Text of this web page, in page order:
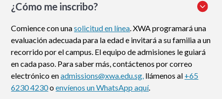
¿Cómo me inscribo?
Comience con unasolicitud en línea . XWA programará una
evaluación adecuada para la edad e invitará a su familia a un
recorrido por el campus. El equipo de admisiones le guiará
en cada paso. Para saber más, contáctenos por correo
electrónico enadmissions@xwa.edu.sg, llámenos al +65
6230 4230oenvíenos un WhatsApp aquí.